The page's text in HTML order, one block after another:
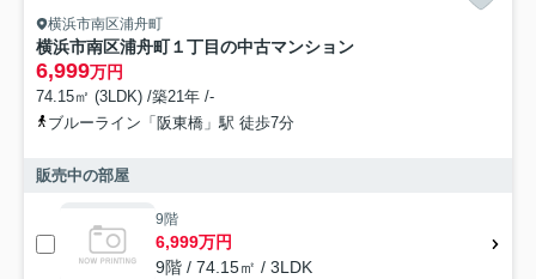
横浜市南区浦舟町
横浜市南区浦舟町１丁目の中古マンション
6,999万円
74.15㎡ (3LDK) /築21年 /-
ブルーライン「阪東橋」駅 徒歩7分
販売中の部屋
9階
6,999万円
9階 / 74.15㎡ / 3LDK